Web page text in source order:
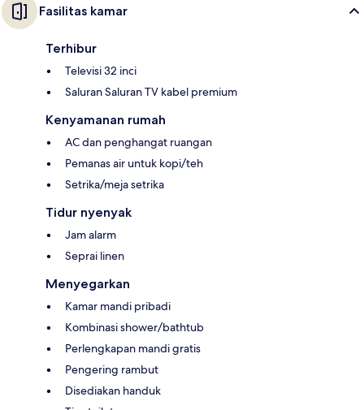
Fasilitas kamar
Terhibur
Televisi 32 inci
Saluran Saluran TV kabel premium
Kenyamanan rumah
AC dan penghangat ruangan
Pemanas air untuk kopi/teh
Setrika/meja setrika
Tidur nyenyak
Jam alarm
Seprai linen
Menyegarkan
Kamar mandi pribadi
Kombinasi shower/bathtub
Perlengkapan mandi gratis
Pengering rambut
Disediakan handuk